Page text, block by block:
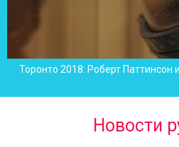
Торонто 2018: Роберт Паттинсон
Новости